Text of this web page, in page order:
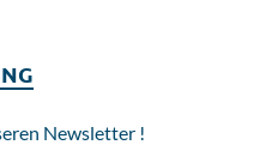
Newsletter !